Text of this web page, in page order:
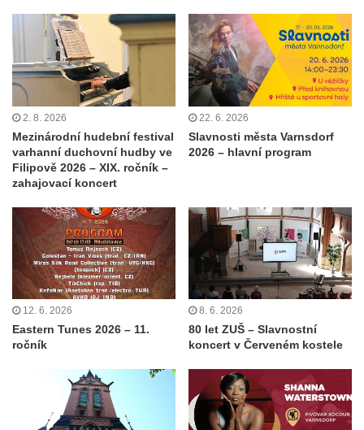
2. 8. 2026
Mezinárodní hudební festival
varhanní duchovní hudby ve
Filipově 2026 – XIX. ročník –
zahajovací koncert
22. 6. 2026
Slavnosti města Varnsdorf
2026 – hlavní program
12. 6. 2026
Eastern Tunes 2026 – 11.
ročník
8. 6. 2026
80 let ZUŠ – Slavnostní
koncert v Červeném kostele